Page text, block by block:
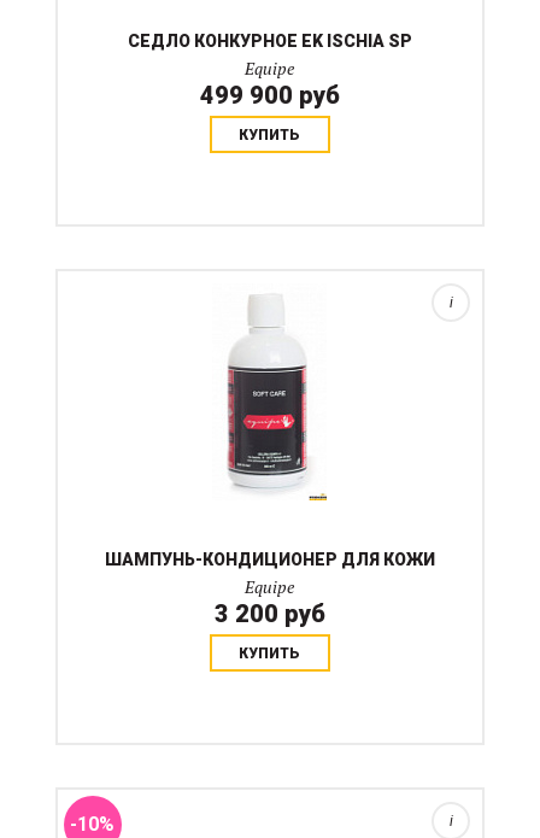
СЕДЛО КОНКУРНОЕ EK ISCHIA SP
Equipe
499 900 руб
КУПИТЬ
ШАМПУНЬ-КОНДИЦИОНЕР ДЛЯ КОЖИ
Equipe
3 200 руб
КУПИТЬ
i
-10% i